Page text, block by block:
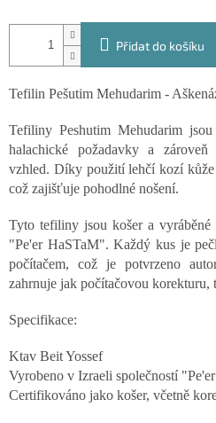
Přidat do košíku
Tefilin Pešutim Mehudarim -
Tefiliny Peshutim Mehudarim
halachické požadavky a
vzhled. Díky použití lehčí kozí
což zajišťuje pohodlné nošení.
Tyto tefiliny jsou košer a
"Pe'er HaSTaM". Každý kus je
počítačem, což je potvrzeno
zahrnuje jak počítačovou korekturu,
Specifikace:
Ktav Beit Yossef
Vyrobeno v Izraeli společností
Certifikováno jako košer, včetně